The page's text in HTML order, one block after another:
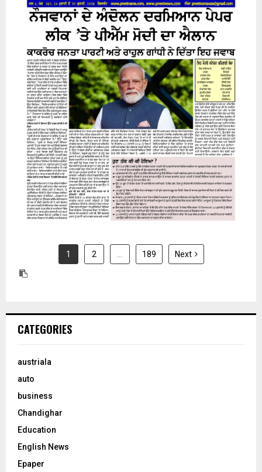
24 July 2026
1 2 … 189 Next
CATEGORIES
austriala
auto
business
Chandighar
Education
English News
Epaper